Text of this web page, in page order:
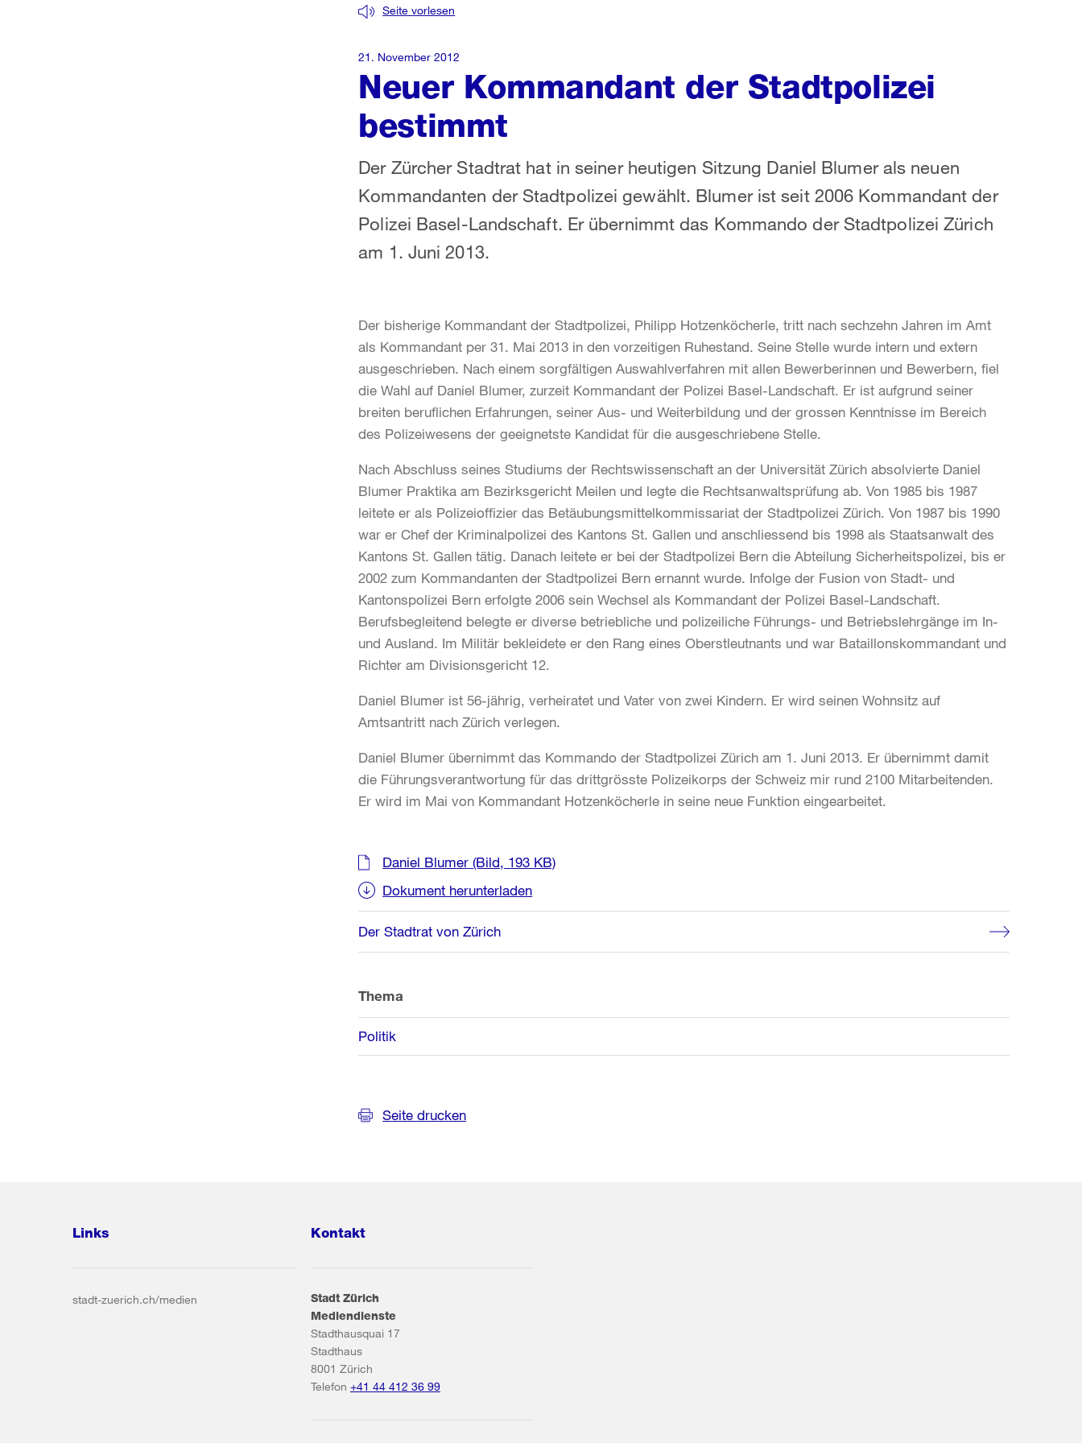
Neuer Kommandant der Stadtpolizei
bestimmt
Seite vorlesen
Der Zürcher Stadtrat hat in seiner heutigen Sitzung Daniel Blumer als neuen
Kommandanten der Stadtpolizei gewählt. Blumer ist seit 2006 Kommandant der
Polizei Basel-Landschaft. Er übernimmt das Kommando der Stadtpolizei Zürich
am 1. Juni 2013.
21. November 2012
Der bisherige Kommandant der Stadtpolizei, Philipp Hotzenköcherle, tritt nach sechzehn Jahren im Amt
als Kommandant per 31. Mai 2013 in den vorzeitigen Ruhestand. Seine Stelle wurde intern und extern
ausgeschrieben. Nach einem sorgfältigen Auswahlverfahren mit allen Bewerberinnen und Bewerbern, fiel
die Wahl auf Daniel Blumer, zurzeit Kommandant der Polizei Basel-Landschaft. Er ist aufgrund seiner
breiten beruflichen Erfahrungen, seiner Aus- und Weiterbildung und der grossen Kenntnisse im Bereich
des Polizeiwesens der geeignetste Kandidat für die ausgeschriebene Stelle.
Nach Abschluss seines Studiums der Rechtswissenschaft an der Universität Zürich absolvierte Daniel
Blumer Praktika am Bezirksgericht Meilen und legte die Rechtsanwaltsprüfung ab. Von 1985 bis 1987
leitete er als Polizeioffizier das Betäubungsmittelkommissariat der Stadtpolizei Zürich. Von 1987 bis 1990
war er Chef der Kriminalpolizei des Kantons St. Gallen und anschliessend bis 1998 als Staatsanwalt des
Kantons St. Gallen tätig. Danach leitete er bei der Stadtpolizei Bern die Abteilung Sicherheitspolizei, bis er
2002 zum Kommandanten der Stadtpolizei Bern ernannt wurde. Infolge der Fusion von Stadt- und
Kantonspolizei Bern erfolgte 2006 sein Wechsel als Kommandant der Polizei Basel-Landschaft.
Berufsbegleitend belegte er diverse betriebliche und polizeiliche Führungs- und Betriebslehrgänge im In-
und Ausland. Im Militär bekleidete er den Rang eines Oberstleutnants und war Bataillonskommandant und
Richter am Divisionsgericht 12.
Daniel Blumer ist 56-jährig, verheiratet und Vater von zwei Kindern. Er wird seinen Wohnsitz auf
Amtsantritt nach Zürich verlegen.
Daniel Blumer übernimmt das Kommando der Stadtpolizei Zürich am 1. Juni 2013. Er übernimmt damit
die Führungsverantwortung für das drittgrösste Polizeikorps der Schweiz mir rund 2100 Mitarbeitenden.
Er wird im Mai von Kommandant Hotzenköcherle in seine neue Funktion eingearbeitet.
Weitere
Informationen
Daniel Blumer (Bild, 193 KB)
Dokument herunterladen
Der Stadtrat von Zürich
Thema
Politik
Seite drucken
Links
stadt-zuerich.ch/medien
Kontakt
Stadt Zürich
Mediendienste
Stadthausquai 17
Stadthaus
8001 Zürich
Telefon +41 44 412 36 99